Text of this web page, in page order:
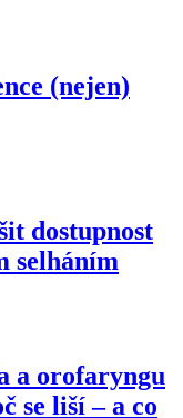
(nejen)
dostupnost
selháním
a orofaryngu
se liší –⁠ a co